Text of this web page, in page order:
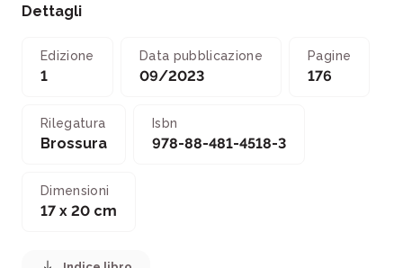
Dettagli
Edizione
1
Data pubblicazione
09/2023
Pagine
176
Rilegatura
Brossura
Isbn
978-88-481-4518-3
Dimensioni
17 x 20 cm